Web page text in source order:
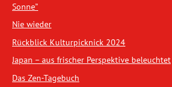
Sonne”
Nie wieder
Rückblick Kulturpicknick 2024
Japan – aus frischer Perspektive beleuchtet
Das Zen-Tagebuch